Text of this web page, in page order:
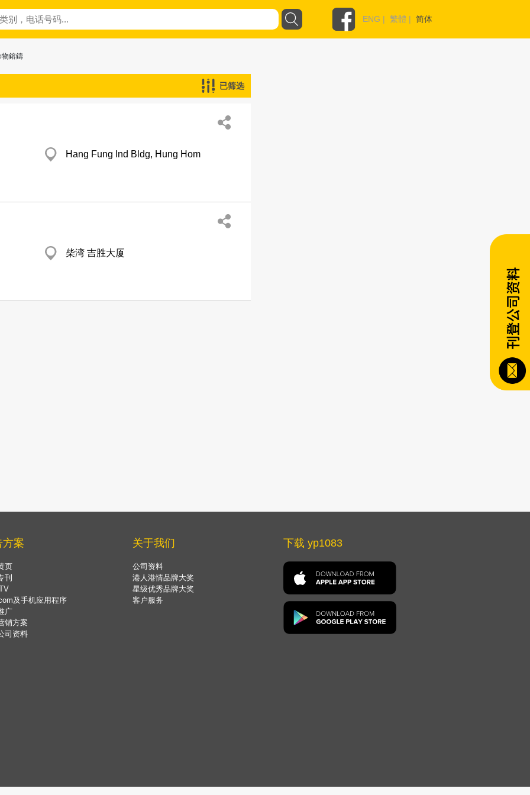
ENG | 繁體 | 简体
物鎔鑄
已筛选
Hang Fung Ind Bldg, Hung Hom
柴湾 吉胜大厦
方案
页
刊
及手机应用程序
广
销方案
司资料
关于我们
公司资料
港人港情品牌大奖
星级优秀品牌大奖
客户服务
下载 yp1083